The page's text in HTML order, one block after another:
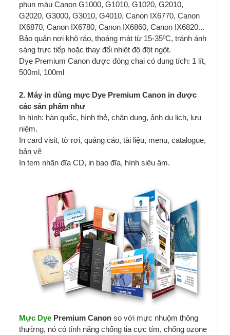
phun màu Canon G1000, G1010, G1020, G2010,
G2020, G3000, G3010, G4010, Canon IX6770, Canon
IX6870, Canon IX6780, Canon IX6860, Canon IX6820...
Bảo quản nơi khô ráo, thoáng mát từ 15-35ºC, tránh ánh
sáng trực tiếp hoặc thay đổi nhiệt độ đột ngột.
Dye Premium Canon được đóng chai có dung tích: 1 lít,
500ml, 100ml
2. Máy in dùng mực Dye Premium Canon in được
các sản phẩm như
In hình: hàn quốc, hình thẻ, chân dung, ảnh du lịch, lưu
niệm.
In card visit, tờ rơi, quảng cáo, tài liệu, menu, catalogue,
bản vẽ
In tem nhãn đĩa CD, in bao đĩa, hình siêu âm.
Mực Dye Premium Canon so với mực nhuộm thông
thường, nó có tính năng chống tia cực tím, chống ozone